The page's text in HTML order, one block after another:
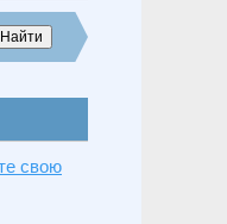
свою